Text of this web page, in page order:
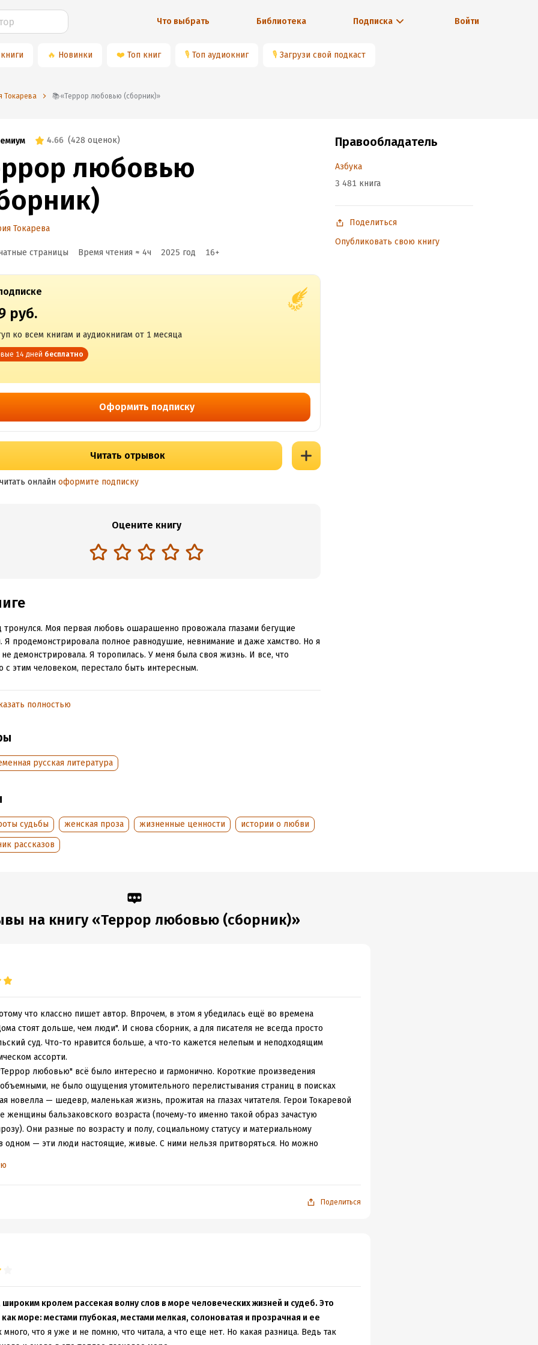
Что выбрать Библиотека Подписка Войти
🔥 Новинки ❤️ Топ книг 🎙 Топ аудиокниг 🎙 Загрузи свой подкаст
Токарева 📚«Террор любовью (сборник)»
4.66 (428 оценок)
любовью
Токарева
страницы Время чтения ≈ 4ч 2025 год 16+
руб.
ко всем книгам и аудиокнигам от 1 месяца
14 дней бесплатно
Оформить подписку
Читать отрывок
онлайн оформите подписку
Оцените книгу
тронулся. Моя первая любовь ошарашенно провожала глазами бегущие
Я продемонстрировала полное равнодушие, невнимание и даже хамство. Но я
не демонстрировала. Я торопилась. У меня была своя жизнь. И все, что
с этим человеком, перестало быть интересным.
И где она?..»
информация
28 января 2021
полностью
русская литература
судьбы женская проза жизненные ценности
истории о любви
рассказов
Правообладатель
Азбука
3 481 книга
Поделиться
Опубликовать свою книгу
на книгу «Террор любовью (сборник)»
что классно пишет автор. Впрочем, в этом я убедилась ещё во времена
стоят дольше, чем люди". И снова сборник, а для писателя не всегда просто
суд. Что-то нравится больше, а что-то кажется нелепым и неподходящим
ассорти.
любовью" всё было интересно и гармонично. Короткие произведения
не было ощущения утомительного перелистывания страниц в поисках
новелла — шедевр, маленькая жизнь, прожитая на глазах читателя. Герои Токаревой
женщины бальзаковского возраста (почему-то именно такой образ зачастую
Они разные по возрасту и полу, социальному статусу и материальному
одном — эти люди настоящие, живые. С ними нельзя притворяться. Но можно
и сложно одновременно. Непростые судьбы, о которых рассказано легко и
вкусный.... Дышащий теплом и любовью, ароматами ушедшего лета.
по-своему. Но особенными показались "Террор любовью", "За рекой, за лесом", "Ни
"Зигзаг". Что привлекательно, заканчиваются так неоднозначно, концовки
Поделиться
кролем рассекая волну слов в море человеческих жизней и судеб. Это
море: местами глубокая, местами мелкая, солоноватая и прозрачная и ее
много, что я уже и не помню, что читала, а что еще нет. Но какая разница. Ведь так